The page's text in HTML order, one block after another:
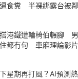
逼食糞 半裸綁露台被
搭港鐵遭輪椅伯輾腳
住都冇句 車廂理論影
下星期再打風？AI預測